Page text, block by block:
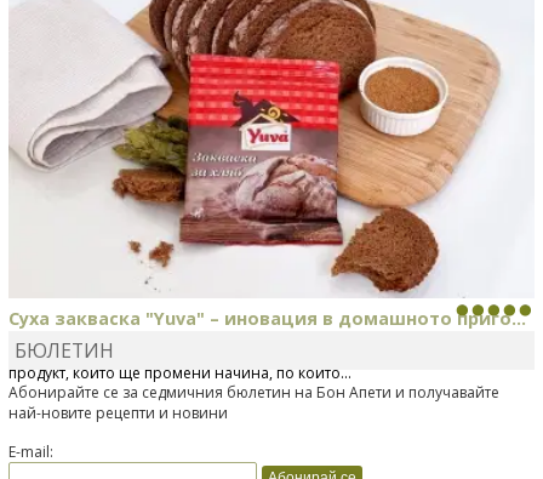
Суха закваска "Yuva" – иновация в домашното приго...
Отскоро Лесафр България стартира предлагането на изцяло нов
продукт, който ще промени начина, по който...
БЮЛЕТИН
Абонирайте се за седмичния бюлетин на Бон Апети и получавайте
най-новите рецепти и новини
E-mail: